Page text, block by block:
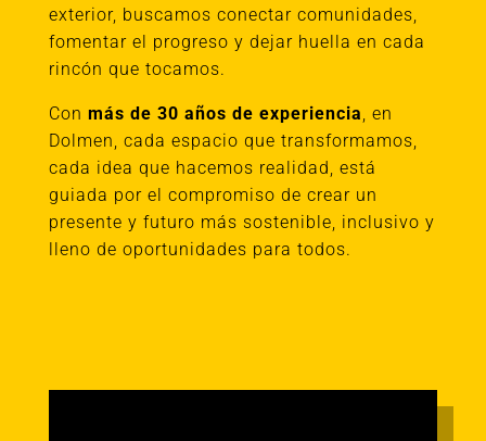
exterior, buscamos conectar comunidades,
fomentar el progreso y dejar huella en cada
rincón que tocamos.
Con más de 30 años de experiencia, en
Dolmen, cada espacio que transformamos,
cada idea que hacemos realidad, está
guiada por el compromiso de crear un
presente y futuro más sostenible, inclusivo y
lleno de oportunidades para todos.